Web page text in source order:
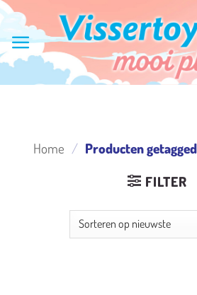
Ga
inhoud
Home / Producten
FILTER